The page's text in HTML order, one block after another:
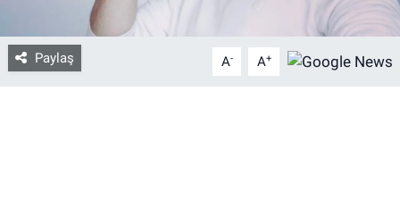
Paylaş A- A+
Yaşam
Gözden Kaçmasın